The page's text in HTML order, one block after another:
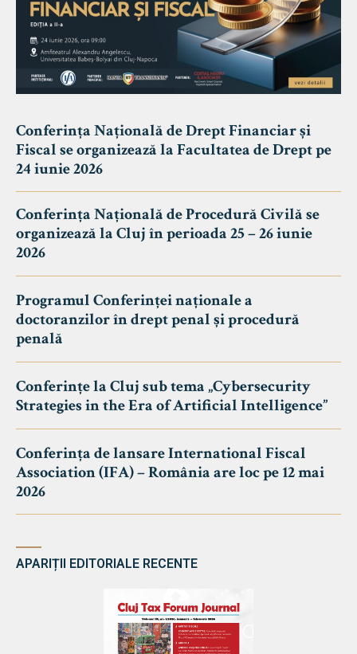
Conferința Națională de Drept Financiar și
Fiscal se organizează la Facultatea de Drept pe
24 iunie 2026
Conferința Națională de Procedură Civilă se
organizează la Cluj în perioada 25 – 26 iunie
2026
Programul Conferinței naționale a
doctoranzilor în drept penal și procedură
penală
Conferințe la Cluj sub tema „Cybersecurity
Strategies in the Era of Artificial Intelligence”
Conferința de lansare International Fiscal
Association (IFA) – România are loc pe 12 mai
2026
APARIȚII EDITORIALE RECENTE